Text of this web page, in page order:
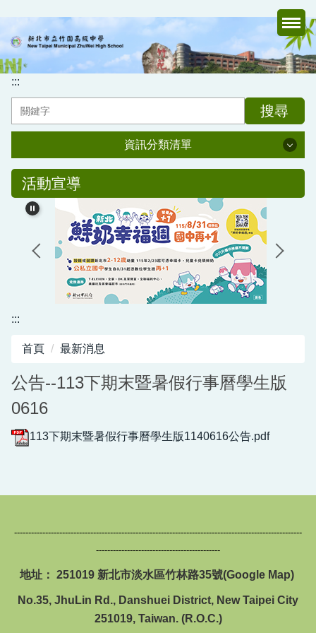
主
要
內
容
:::
搜尋
資訊分類清單
資訊分類清單
認識竹中
行政處室
家長會
媒體報導專區
正常教學專區
會計專區
職業安全衛生專區
活動宣導
:::
首頁 最新消息
公告--113下期末暨暑假行事曆學生版
0616
113下期末暨暑假行事曆學生版1140616公告.pdf
------------------------------------------------------------------------------------------------------
--------------------------------------------
地址： 251019 新北市淡水區竹林路35號(Google Map)
No.35, JhuLin Rd., Danshuei District, New Taipei City
251019, Taiwan. (R.O.C.)